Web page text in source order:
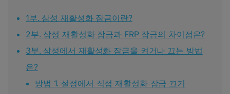
1부. 삼성 재활성화 잠금이란?
2부. 삼성 재활성화 잠금과 FRP 잠금의 차이점은?
3부. 삼성에서 재활성화 잠금을 켜거나 끄는 방법
은?
방법 1. 설정에서 직접 재활성화 잠금 끄기